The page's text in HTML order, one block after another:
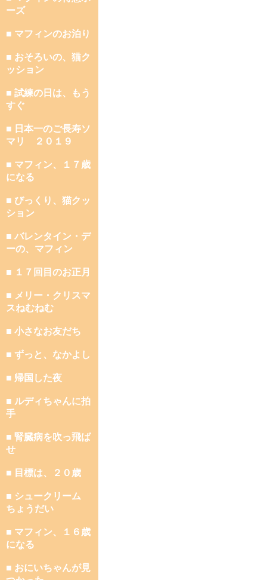
ーズ
■ マフィンのお泊り
■ おそろいの、猫ク
ッション
■ 試練の日は、もう
すぐ
■ 日本一のご長寿ソ
マリ ２０１９
■ マフィン、１７歳
になる
■ びっくり、猫クッ
ション
■ バレンタイン・デ
ーの、マフィン
■ １７回目のお正月
■ メリー・クリスマ
スねむねむ
■ 小さなお友だち
■ ずっと、なかよし
■ 帰国した夜
■ ルディちゃんに拍
手
■ 腎臓病を吹っ飛ば
せ
■ 目標は、２０歳
■ シュークリーム
ちょうだい
■ マフィン、１６歳
になる
■ おにいちゃんが見